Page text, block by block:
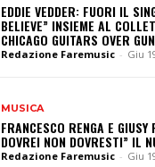
EDDIE VEDDER: FUORI IL
BELIEVE” INSIEME AL
CHICAGO GUITARS OVER
Redazione Faremusic - Giu
MUSICA
FRANCESCO RENGA E
DOVREI NON DOVRESTI” IL
Redazione Faremusic - Giu